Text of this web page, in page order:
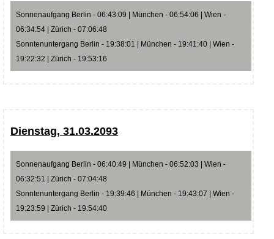
Sonnenaufgang Berlin - 06:43:09 | München - 06:54:06 | Wien -
06:34:54 | Zürich - 07:06:48
Sonntenuntergang Berlin - 19:38:01 | München - 19:41:40 | Wien -
19:22:32 | Zürich - 19:53:16
Dienstag, 31.03.2093
Sonnenaufgang Berlin - 06:40:49 | München - 06:52:03 | Wien -
06:32:51 | Zürich - 07:04:48
Sonntenuntergang Berlin - 19:39:46 | München - 19:43:07 | Wien -
19:23:59 | Zürich - 19:54:40